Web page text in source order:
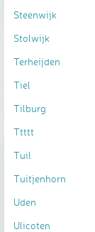
Steenwijk
Stolwijk
Terheijden
Tiel
Tilburg
Ttttt
Tuil
Tuitjenhorn
Uden
Ulicoten